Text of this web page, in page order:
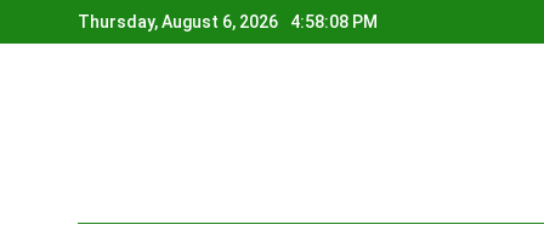
to
Thursday, August 6, 2026 4:58:09 PM